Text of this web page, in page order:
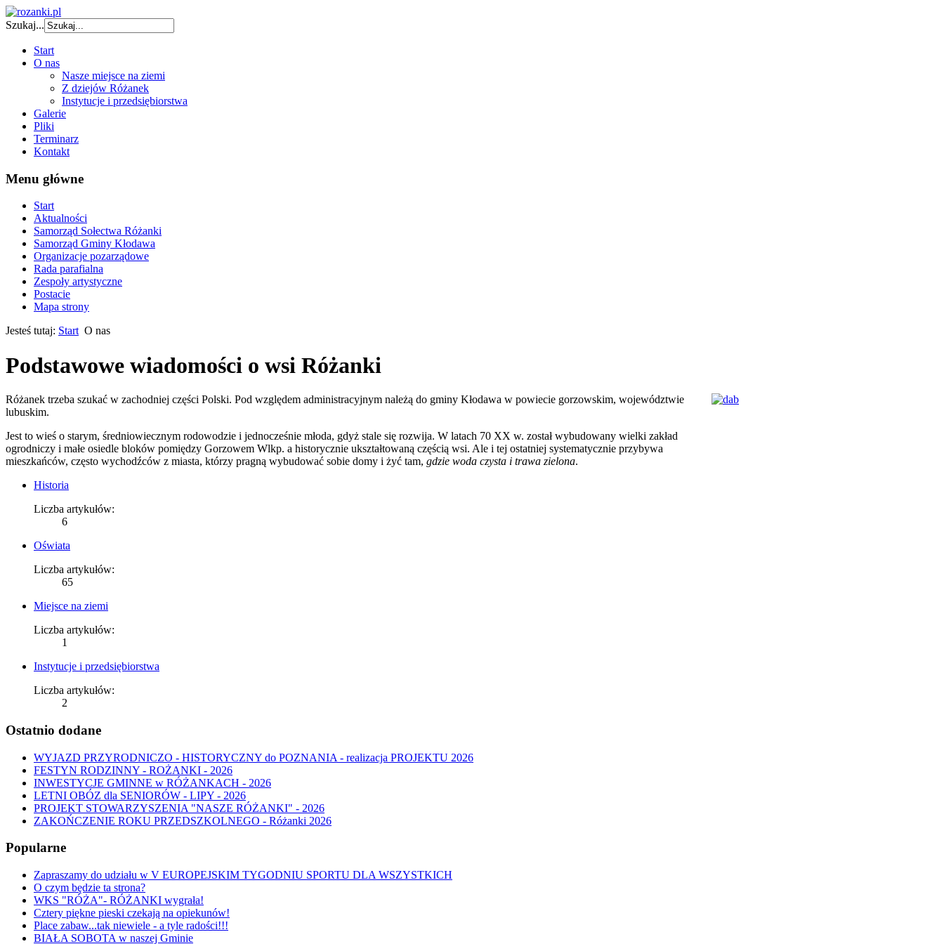
Szukaj...
Start
O nas
Nasze miejsce na ziemi
Z dziejów Różanek
Instytucje i przedsiębiorstwa
Galerie
Pliki
Terminarz
Kontakt
Menu główne
Start
Aktualności
Samorząd Sołectwa Różanki
Samorząd Gminy Kłodawa
Organizacje pozarządowe
Rada parafialna
Zespoły artystyczne
Postacie
Mapa strony
Jesteś tutaj: Start O nas
Podstawowe wiadomości o wsi Różanki
Różanek trzeba szukać w zachodniej części Polski. Pod względem administracyjnym należą do gminy Kłodawa w powiecie gorzowskim, województwie
lubuskim.
Jest to wieś o starym, średniowiecznym rodowodzie i jednocześnie młoda, gdyż stale się rozwija. W latach 70 XX w. został wybudowany wielki zakład
ogrodniczy i małe osiedle bloków pomiędzy Gorzowem Wlkp. a historycznie ukształtowaną częścią wsi. Ale i tej ostatniej systematycznie przybywa
mieszkańców, często wychodźców z miasta, którzy pragną wybudować sobie domy i żyć tam, gdzie woda czysta i trawa zielona.
Historia
Liczba artykułów:
6
Oświata
Liczba artykułów:
65
Miejsce na ziemi
Liczba artykułów:
1
Instytucje i przedsiębiorstwa
Liczba artykułów:
2
Ostatnio dodane
WYJAZD PRZYRODNICZO - HISTORYCZNY do POZNANIA - realizacja PROJEKTU 2026
FESTYN RODZINNY - ROŻANKI - 2026
INWESTYCJE GMINNE w RÓŻANKACH - 2026
LETNI OBÓZ dla SENIORÓW - LIPY - 2026
PROJEKT STOWARZYSZENIA "NASZE RÓŻANKI" - 2026
ZAKOŃCZENIE ROKU PRZEDSZKOLNEGO - Różanki 2026
Popularne
Zapraszamy do udziału w V EUROPEJSKIM TYGODNIU SPORTU DLA WSZYSTKICH
O czym będzie ta strona?
WKS "RÓŻA"- RÓŻANKI wygrała!
Cztery piękne pieski czekają na opiekunów!
Place zabaw...tak niewiele - a tyle radości!!!
BIAŁA SOBOTA w naszej Gminie